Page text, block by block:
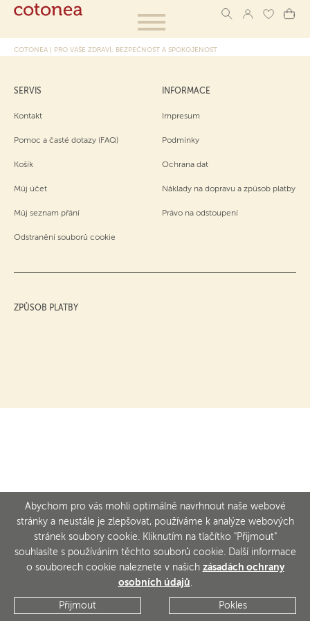
Abychom pro vás mohli optimálně navrhnout naše webové
stránky a neustále je zlepšovat, používáme k analýze webových
stránek soubory cookie. Kliknutím na tlačítko "Přijmout"
souhlasíte s používáním těchto souborů cookie. Další informace
o souborech cookie naleznete v našich zásadách ochrany
osobních údajů.
Přijmout Pokles
COTONEA | PRO VAŠE ZDRAVÍ, BEZPEČNOST A SPOKOJENOST
SERVIS
Kontakt
Pomoc a časté dotazy (FAQ)
Košík
Můj účet
Můj seznam přání
Odstranění souborů cookie
INFORMACE
Impresum
Podmínky
Ochrana dat
Náklady na dopravu a způsob platby
Právo na odstoupení
ZPŮSOB PLATBY